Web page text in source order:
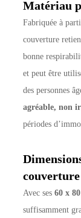
Matériau
Fabriquée à
couverture
bonne
et peut être
des personnes
agréable, non
périodes
Avec ses60 x
suffisamment